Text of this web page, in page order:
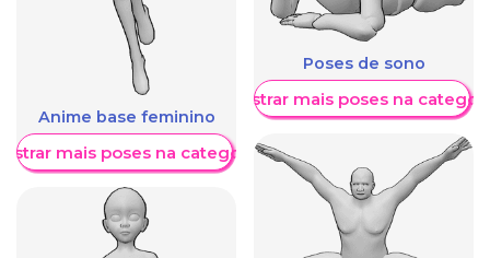
Anime base feminino
mais poses na categoria
Poses de sono
Mostrar mais poses na